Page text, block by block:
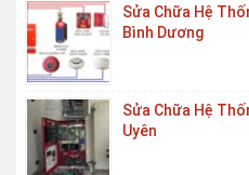
Sửa Chữa Hệ
Bình Dương
Sửa Chữa Hệ
Uyên